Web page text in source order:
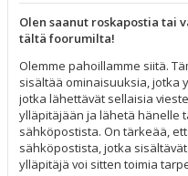
Olen saanut roskapostia tai
tältä foorumilta!
Olemme pahoillamme siitä.
sisältää ominaisuuksia, jotka
jotka lähettävät sellaisia
ylläpitäjään ja lähetä hänelle
sähköpostista. On tärkeää,
sähköpostista, jotka
ylläpitäjä voi sitten toimia